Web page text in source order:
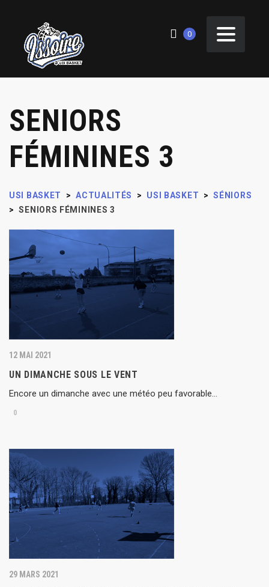
0
SENIORS
FÉMININES 3
USI BASKET > ACTUALITÉS > USI BASKET > SÉNIORS
> SENIORS FÉMININES 3
12 MAI 2021
UN DIMANCHE SOUS LE VENT
Encore un dimanche avec une météo peu favorable…
0
29 MARS 2021